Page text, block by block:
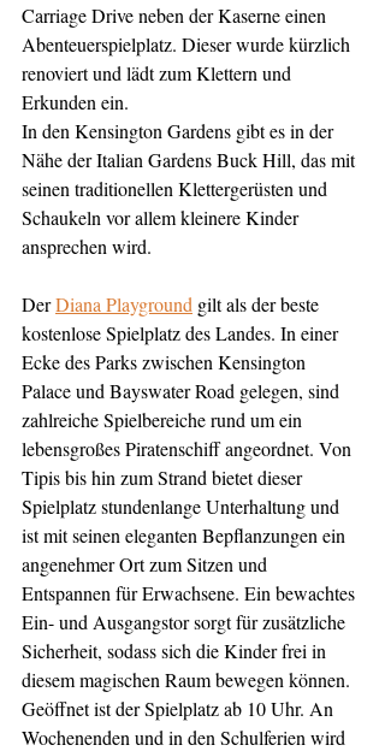
Carriage Drive neben der Kaserne einen
Abenteuerspielplatz. Dieser wurde kürzlich
renoviert und lädt zum Klettern und
Erkunden ein.
In den Kensington Gardens gibt es in der
Nähe der Italian Gardens Buck Hill, das mit
seinen traditionellen Klettergerüsten und
Schaukeln vor allem kleinere Kinder
ansprechen wird.
Der Diana Playground gilt als der beste
kostenlose Spielplatz des Landes. In einer
Ecke des Parks zwischen Kensington
Palace und Bayswater Road gelegen, sind
zahlreiche Spielbereiche rund um ein
lebensgroßes Piratenschiff angeordnet. Von
Tipis bis hin zum Strand bietet dieser
Spielplatz stundenlange Unterhaltung und
ist mit seinen eleganten Bepflanzungen ein
angenehmer Ort zum Sitzen und
Entspannen für Erwachsene. Ein bewachtes
Ein- und Ausgangstor sorgt für zusätzliche
Sicherheit, sodass sich die Kinder frei in
diesem magischen Raum bewegen können.
Geöffnet ist der Spielplatz ab 10 Uhr. An
Wochenenden und in den Schulferien wird